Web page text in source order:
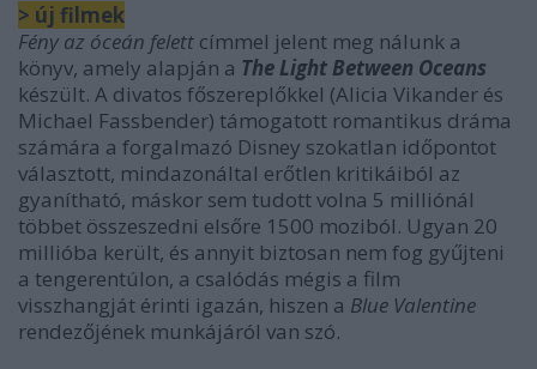
> új filmek
Fény az óceán felett címmel jelent meg nálunk a
könyv, amely alapján a The Light Between Oceans
készült. A divatos főszereplőkkel (Alicia Vikander és
Michael Fassbender) támogatott romantikus dráma
számára a forgalmazó Disney szokatlan időpontot
választott, mindazonáltal erőtlen kritikáiból az
gyanítható, máskor sem tudott volna 5 milliónál
többet összeszedni elsőre 1500 moziból. Ugyan 20
millióba került, és annyit biztosan nem fog gyűjteni
a tengerentúlon, a csalódás mégis a film
visszhangját érinti igazán, hiszen a Blue Valentine
rendezőjének munkájáról van szó.